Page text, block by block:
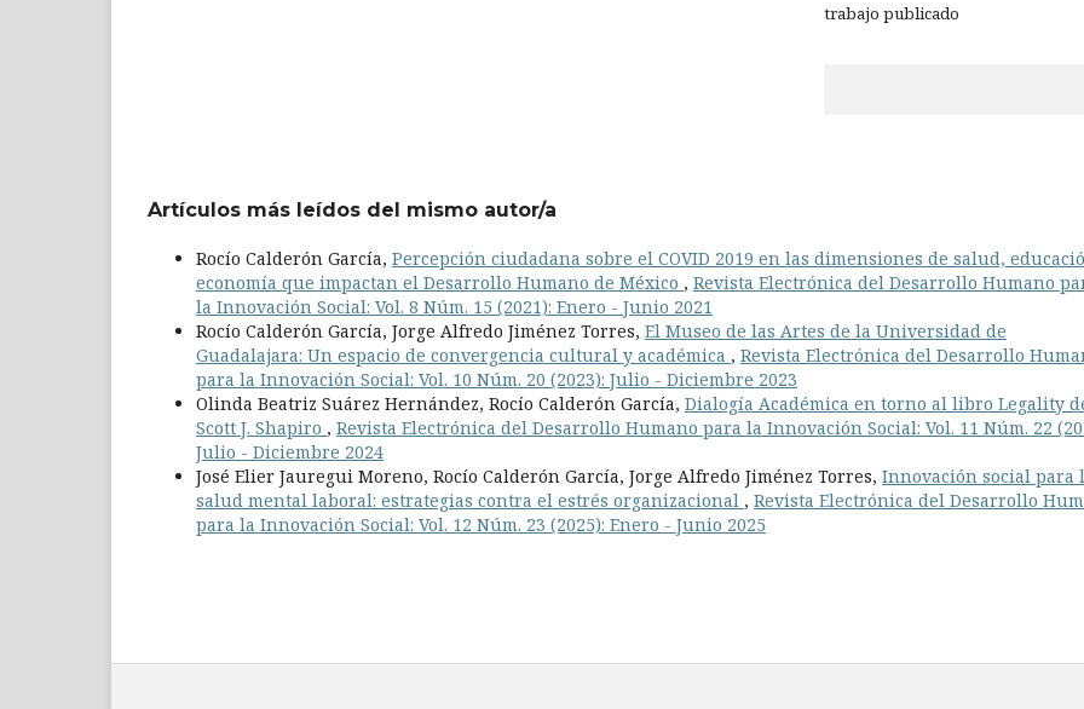
trabajo publicado
Artículos más leídos del mismo autor/a
Rocío Calderón García, Percepción ciudadana sobre el COVID 2019 en las dimensiones de salud,
economía que impactan el Desarrollo Humano de México , Revista Electrónica del Desarrollo Humano
la Innovación Social: Vol. 8 Núm. 15 (2021): Enero - Junio 2021
Rocío Calderón García, Jorge Alfredo Jiménez Torres, El Museo de las Artes de la Universidad de
Guadalajara: Un espacio de convergencia cultural y académica , Revista Electrónica del Desarrollo
para la Innovación Social: Vol. 10 Núm. 20 (2023): Julio - Diciembre 2023
Olinda Beatriz Suárez Hernández, Rocío Calderón García, Dialogía Académica en torno al libro Legality
Scott J. Shapiro , Revista Electrónica del Desarrollo Humano para la Innovación Social: Vol. 11 Núm. 22
Julio - Diciembre 2024
José Elier Jauregui Moreno, Rocío Calderón García, Jorge Alfredo Jiménez Torres, Innovación social para
salud mental laboral: estrategias contra el estrés organizacional , Revista Electrónica del Desarrollo
para la Innovación Social: Vol. 12 Núm. 23 (2025): Enero - Junio 2025